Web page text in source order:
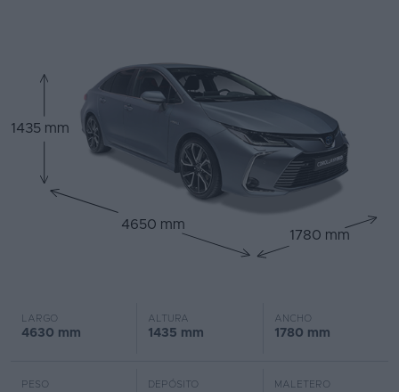
1435 mm
4650 mm
1780 mm
LARGO
4630 mm
ALTURA
1435 mm
ANCHO
1780 mm
PESO DEPÓSITO MALETERO